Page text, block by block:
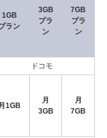
1GB
ラン
3GB
プラ
ン
7GB
プラ
ン
ドコモ
1GB
月
3GB
月
7GB